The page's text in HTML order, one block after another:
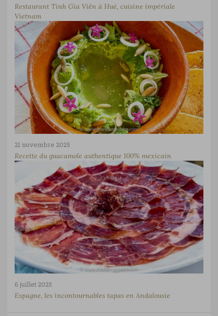
Restaurant Tinh Gia Viên à Hué, cuisine impériale
Vietnam
21 novembre 2025
Recette du guacamole authentique 100% mexicain
6 juillet 2025
Espagne, les incontournables tapas en Andalousie